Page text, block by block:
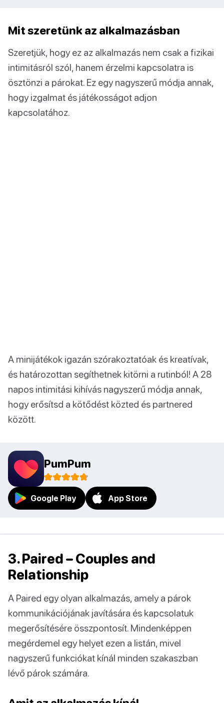
Mit szeretünk az alkalmazásban
Szeretjük, hogy ez az alkalmazás nem csak a fizikai
intimitásról szól, hanem érzelmi kapcsolatra is
ösztönzi a párokat. Ez egy nagyszerű módja annak,
hogy izgalmat és játékosságot adjon
kapcsolatához.
A minijátékok igazán szórakoztatóak és kreatívak,
és határozottan segíthetnek kitörni a rutinból! A 28
napos intimitási kihívás nagyszerű módja annak,
hogy erősítsd a kötődést közted és partnered
között.
PumPum
Google Play App Store
3. Paired – Couples and
Relationship
A Paired egy olyan alkalmazás, amely a párok
kommunikációjának javítására és kapcsolatuk
megerősítésére összpontosít. Mindenképpen
megérdemel egy helyet ezen a listán, mivel
nagyszerű funkciókat kínál minden szakaszban
lévő párok számára.